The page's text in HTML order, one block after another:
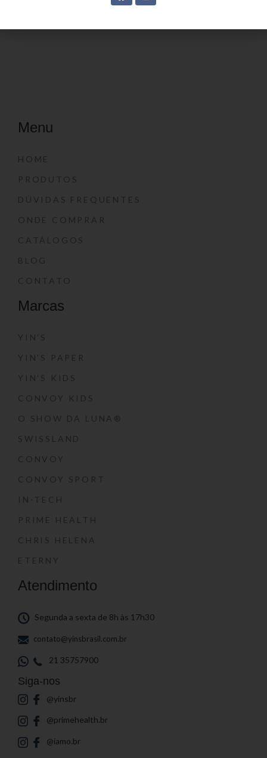
Menu
HOME
PRODUTOS
DÚVIDAS FREQUENTES
ONDE COMPRAR
CATÁLOGOS
BLOG
CONTATO
Marcas
YIN’S
YIN’S PAPER
YIN’S KIDS
CONVOY KIDS
O SHOW DA LUNA®
SWISSLAND
CONVOY
CONVOY SPORT
IN-TECH
PRIME HEALTH
CHRIS HELENA
ETERNY
Atendimento
Segunda a sexta de 8h às 17h30
contato@yinsbrasil.com.br
21 35757900
Siga-nos
@yinsbr
@primehealth.br
@iamo.br